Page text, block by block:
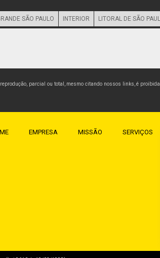
SÃO PAULO INTERIOR LITORAL DE SÃO
parcial ou total, mesmo citando nossos links, é
EMPRESA MISSÃO SERVIÇOS